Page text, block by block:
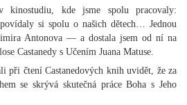
kinostudiu, kde jsme spolu pracovaly:
si spolu o našich dětech… Jednou
Antonova — a dostala jsem od ní na
Castanedy s Učením Juana Matuse.
při čtení Castanedových knih uvidět, že za
se skrývá skutečná práce Boha s Jeho